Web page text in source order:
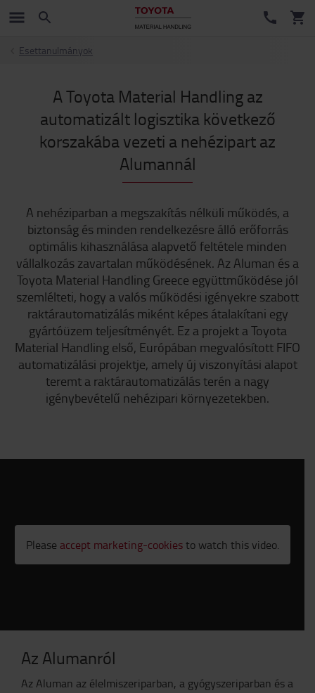
Esettanulmányok
A Toyota Material Handling az
automatizált logisztika következő
korszakába vezeti a nehézipart az
Alumannál
A nehéziparban a megszakítás nélküli működés, a
biztonság és minden rendelkezésre álló erőforrás
optimális kihasználása alapvető feltétele minden
vállalkozás zavartalan működésének. Az Aluman és a
Toyota Material Handling Greece együttműködése jól
szemlélteti, hogy a valós működési igényekre szabott
raktárautomatizálás miként képes átalakítani egy
gyártóüzem teljesítményét. Ez a projekt a Toyota
Material Handling első, Európában megvalósított FIFO
automatizálási projektje, amely új viszonyítási alapot
teremt a raktárautomatizálás terén a nagy
igénybevételű nehézipari környezetekben.
Please accept marketing-cookiesto watch this video.
Az Alumanról
Az Aluman az élelmiszeriparban, a gyógyszeriparban és a